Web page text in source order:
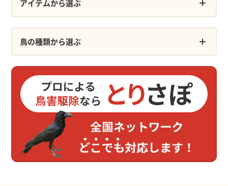
アイテムから選ぶ
鳥の種類から選ぶ